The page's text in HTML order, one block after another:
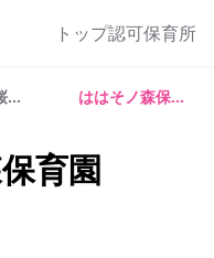
トップ認可保育所
桜地区 ははそノ森保育園
育園